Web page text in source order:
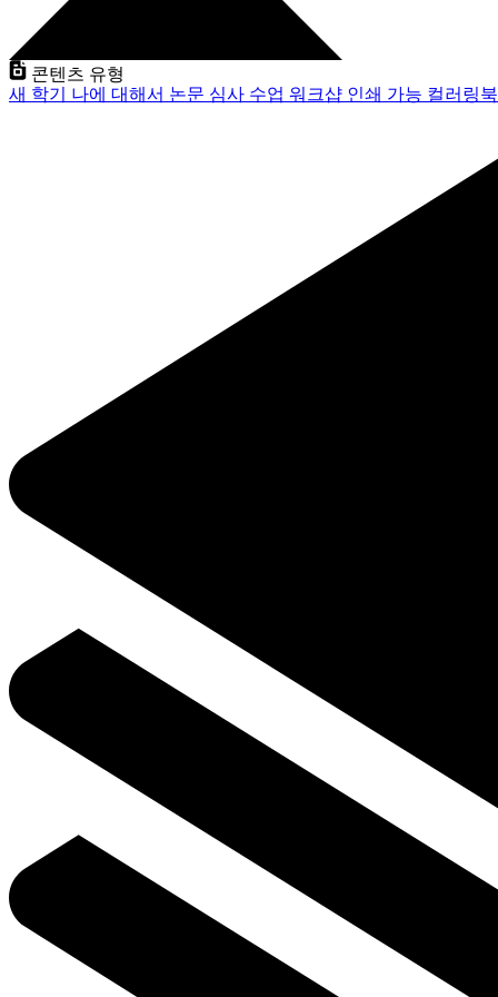
콘텐츠 유형
새 학기 나에 대해서 논문 심사 수업 워크샵 인쇄 가능 컬러링북